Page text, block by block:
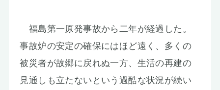
Q&A
原子力市民委員会について
活動報告
福島第一原発事故から二年が経過した。
事故炉の安定の確保にはほど遠く、多くの
被災者が故郷に戻れぬ一方、生活の再建の
見通しも立たないという過酷な状況が続い